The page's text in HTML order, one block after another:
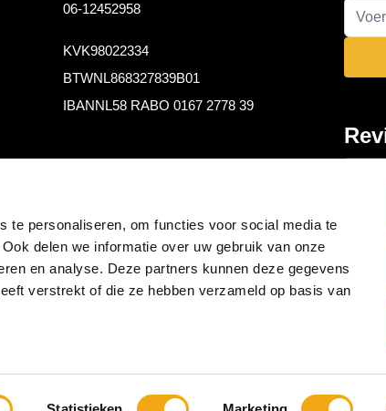
te personaliseren, om functies voor social media te
delen we informatie over uw gebruik van onze
en analyse. Deze partners kunnen deze gegevens
verstrekt of die ze hebben verzameld op basis van
06-12452958
KVK98022334
BTWNL868327839B01
IBANNL58 RABO 0167 2778 39
E-